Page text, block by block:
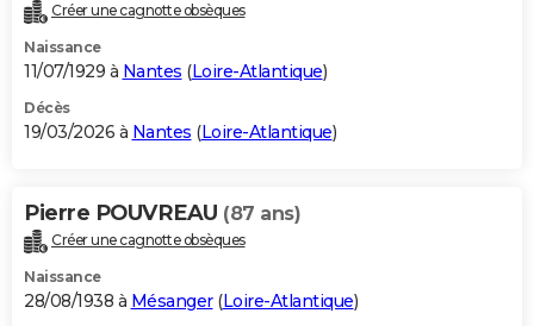
Créer une cagnotte obsèques
Naissance
11/07/1929 à Nantes (Loire-Atlantique)
Décès
19/03/2026 à Nantes (Loire-Atlantique)
Pierre POUVREAU (87 ans)
Créer une cagnotte obsèques
Naissance
28/08/1938 à Mésanger(Loire-Atlantique)